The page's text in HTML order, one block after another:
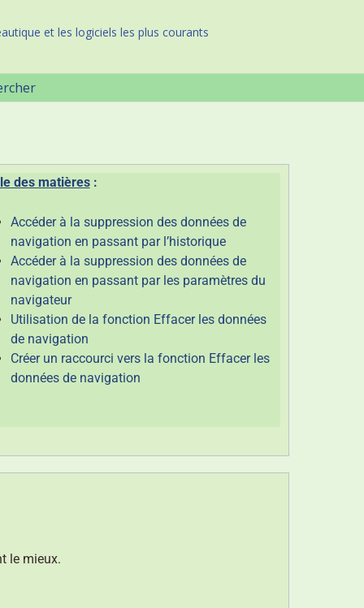
et les logiciels les plus courants
des matières:
Accéder à la suppression des données de
navigation en passant par l’historique
Accéder à la suppression des données de
navigation en passant par les paramètres du
navigateur
Utilisation de la fonction Effacer les données
de navigation
Créer un raccourci vers la fonction Effacer les
données de navigation
le mieux.